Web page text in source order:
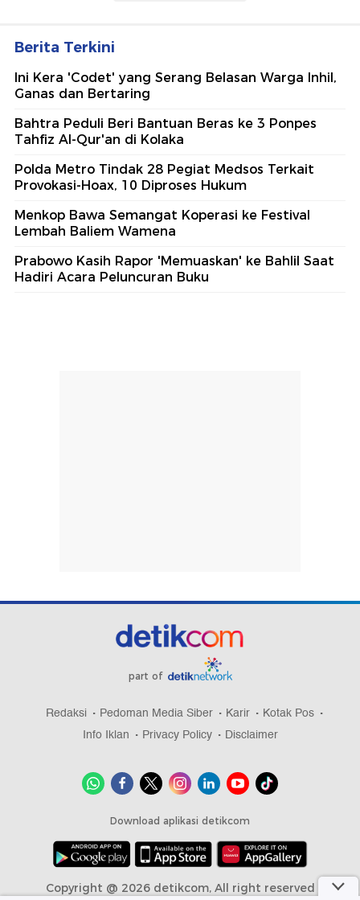
Berita Terkini
Ini Kera 'Codet' yang Serang Belasan Warga Inhil,
Ganas dan Bertaring
Bahtra Peduli Beri Bantuan Beras ke 3 Ponpes
Tahfiz Al-Qur'an di Kolaka
Polda Metro Tindak 28 Pegiat Medsos Terkait
Provokasi-Hoax, 10 Diproses Hukum
Menkop Bawa Semangat Koperasi ke Festival
Lembah Baliem Wamena
Prabowo Kasih Rapor 'Memuaskan' ke Bahlil Saat
Hadiri Acara Peluncuran Buku
part of
Redaksi Pedoman Media Siber Karir
Kotak Pos
Info Iklan
Privacy Policy Disclaimer
Download aplikasi detikcom
Copyright @ 2026 detikcom, All right reserved